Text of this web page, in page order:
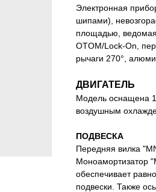
Электронная
шипами),
площадью,
OTOM/Lock-On,
рычаги 270°,
ДВИГАТЕЛЬ
Модель оснащена
воздушным
ПОДВЕСКА
Передняя вилка
Моноамортизатор
обеспечивает
подвески. Также